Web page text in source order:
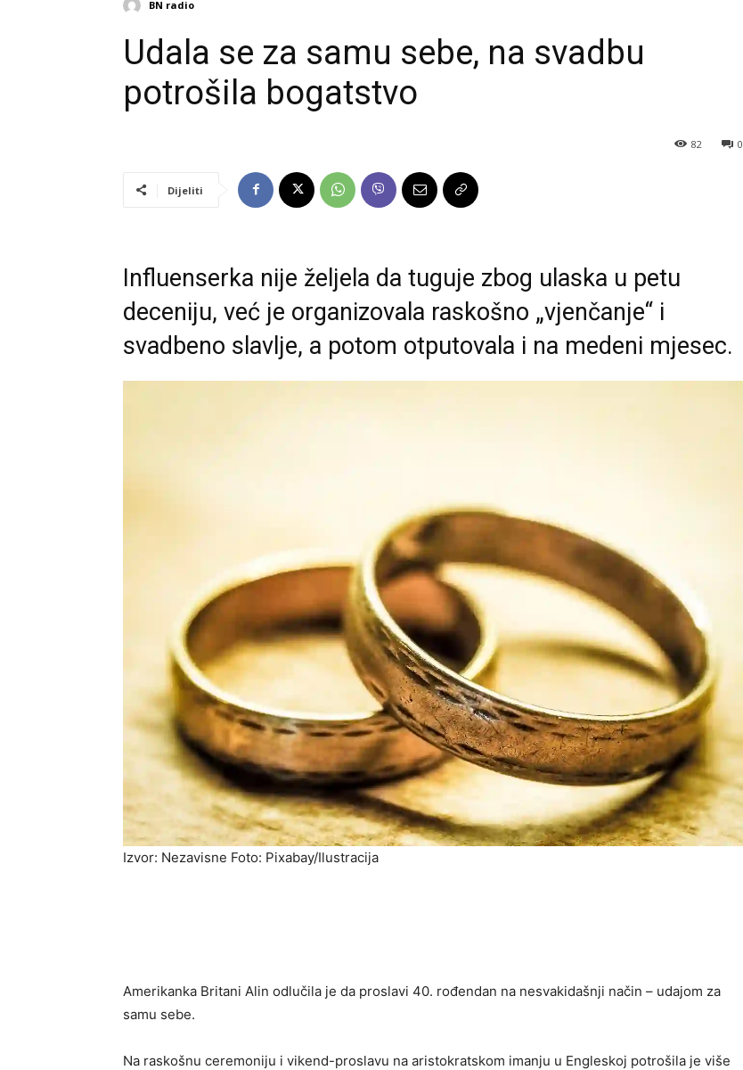
BN radio
Udala se za samu sebe, na svadbu
potrošila bogatstvo
0
82
Dijeliti
Influenserka nije željela da tuguje zbog ulaska u petu
deceniju, već je organizovala raskošno „vjenčanje“ i
svadbeno slavlje, a potom otputovala i na medeni mjesec.
Izvor: Nezavisne Foto: Pixabay/Ilustracija
Amerikanka Britani Alin odlučila je da proslavi 40. rođendan na nesvakidašnji način – udajom za
samu sebe.
Na raskošnu ceremoniju i vikend-proslavu na aristokratskom imanju u Engleskoj potrošila je više